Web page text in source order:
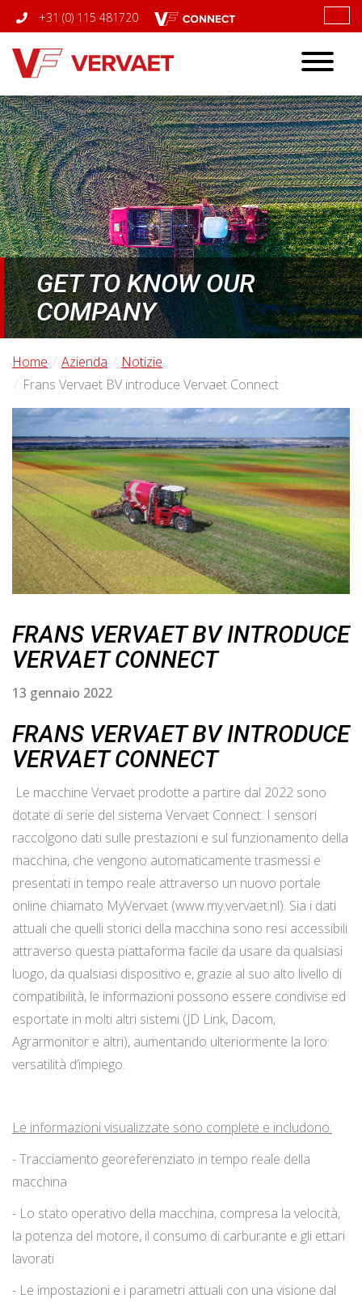
+31 (0) 115 481720
Toggle
GET TO KNOW OUR
COMPANY
Home Azienda
Notizie
Frans Vervaet BV introduce Vervaet Connect
FRANS VERVAET BV INTRODUCE
VERVAET CONNECT
13 gennaio 2022
FRANS VERVAET BV INTRODUCE
VERVAET CONNECT
Le macchine Vervaet prodotte a partire dal 2022 sono
dotate di serie del sistema Vervaet Connect. I sensori
raccolgono dati sulle prestazioni e sul funzionamento della
macchina, che vengono automaticamente trasmessi e
presentati in tempo reale attraverso un nuovo portale
online chiamato MyVervaet (www.my.vervaet.nl). Sia i dati
attuali che quelli storici della macchina sono resi accessibili
attraverso questa piattaforma facile da usare da qualsiasi
luogo, da qualsiasi dispositivo e, grazie al suo alto livello di
compatibilità, le informazioni possono essere condivise ed
esportate in molti altri sistemi (JD Link, Dacom,
Agrarmonitor e altri), aumentando ulteriormente la loro
versatilità d’impiego.
Le informazioni visualizzate sono complete e includono:
- Tracciamento georeferenziato in tempo reale della
macchina
- Lo stato operativo della macchina, compresa la velocità,
la potenza del motore, il consumo di carburante e gli ettari
lavorati
- Le impostazioni e i parametri attuali con una visione dal